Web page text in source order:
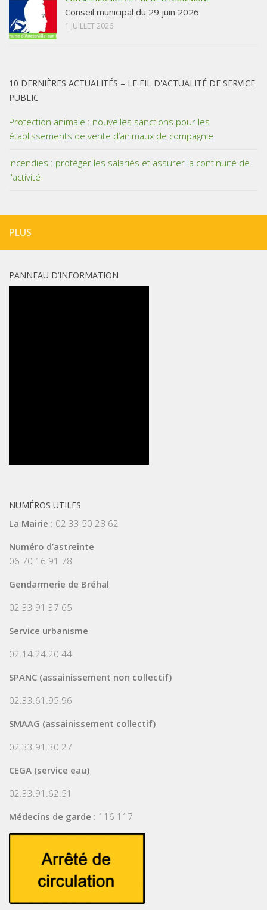
Conseil municipal du 29 juin 2026
1 JUILLET 2026
10 DERNIÈRES ACTUALITÉS – LE FIL D'ACTUALITÉ DE SERVICE
PUBLIC
Protection animale : nouvelles sanctions pour les
établissements de vente d’animaux de compagnie
Incendies : protéger les salariés et assurer la continuité de
l'activité
PLUS
PANNEAU D’INFORMATION
NUMÉROS UTILES
La Mairie : 02 33 50 28 62
Numéro d’astreinte
06 70 16 91 78
Gendarmerie de Bréhal
02 33 91 37 65
Service urbanisme
02.14.24.20.44
SPANC (assainissement non collectif)
02.33.61.95.96
SMAAG (assainissement collectif)
02.33.91.30.27
CEGA (service eau)
02.33.91.62.51
Médecins de garde : 116 117